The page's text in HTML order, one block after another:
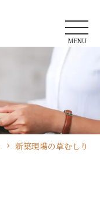
MENU
新築現場の草むしり